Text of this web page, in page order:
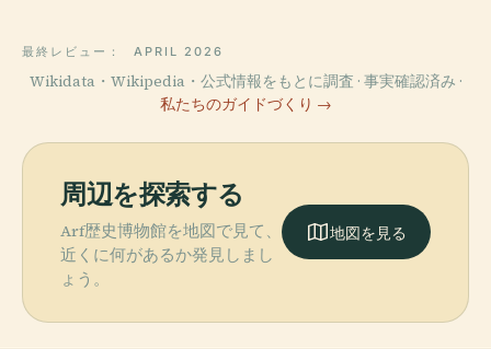
最終レビュー： APRIL 2026
Wikidata・Wikipedia・公式情報をもとに調査 · 事実確認済み ·
私たちのガイドづくり →
周辺を探索する
Arf歴史博物館を地図で見て、
近くに何があるか発見しまし
ょう。
地図を見る